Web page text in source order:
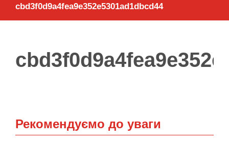
cbd3f0d9a4fea9e352e5301ad1dbcd44
Рекомендуємо до уваги